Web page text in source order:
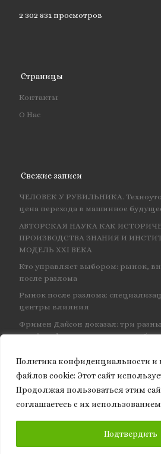
Политика конфиденциальности и
файлов сookie: Этот сайт
Продолжая пользоваться этим
соглашаетесь с их
Подтвердить
2 302 831 просмотров
Страницы
Контакты
О Нас
Свежие записи
ЧЕЛОВЕК У РУБИЛЬНИКА.
цена перехода в машинное
АВТОРСКАЯ НАУКА КАК
ПРОИЗВОДСТВА ЗНАНИЯ И
МОДЕЛЬ XXI ВЕКА
Кто управляет выбором: рынок,
после разлома
Рынок после разлома:
центры влияния
Фримен Дайсон доказал: три
и той же физике — и навсегда
© 2026Granite of science– Все